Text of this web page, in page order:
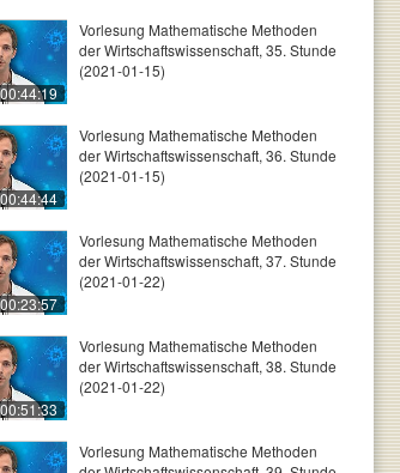
00:44:19
Vorlesung Mathematische Methoden
der Wirtschaftswissenschaft, 35. Stunde
(2021-01-15)
00:44:44
Vorlesung Mathematische Methoden
der Wirtschaftswissenschaft, 36. Stunde
(2021-01-15)
00:23:57
Vorlesung Mathematische Methoden
der Wirtschaftswissenschaft, 37. Stunde
(2021-01-22)
00:51:33
Vorlesung Mathematische Methoden
der Wirtschaftswissenschaft, 38. Stunde
(2021-01-22)
Vorlesung Mathematische Methoden